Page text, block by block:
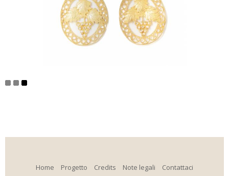
Home Progetto Credits Note legali Contattaci